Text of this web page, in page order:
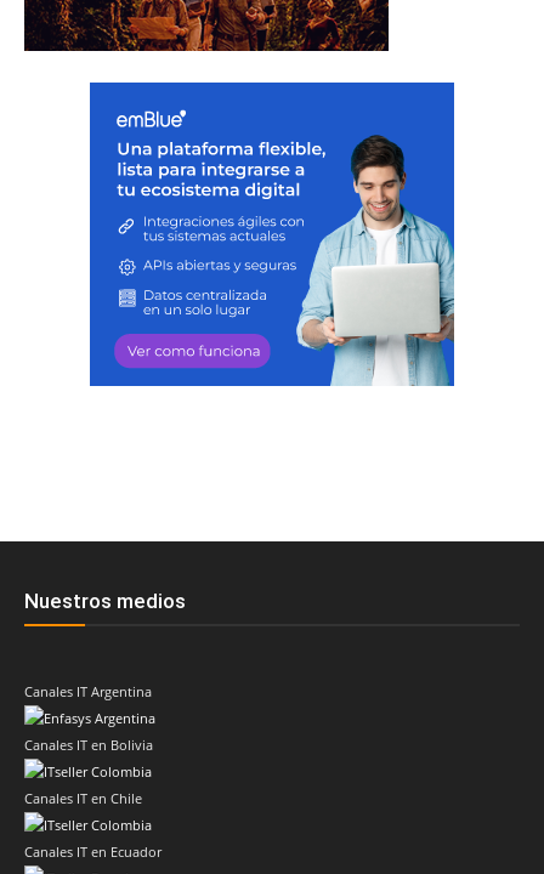
Nuestros medios
Canales IT Argentina
Canales IT en Bolivia
Canales IT en Chile
Canales IT en Ecuador